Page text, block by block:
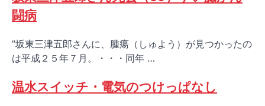
闘病
”坂東三津五郎さんに、腫瘍（しゅよう）が見つかったの
は平成２５年７月。・・・同年 …
温水スイッチ・電気のつけっぱなし